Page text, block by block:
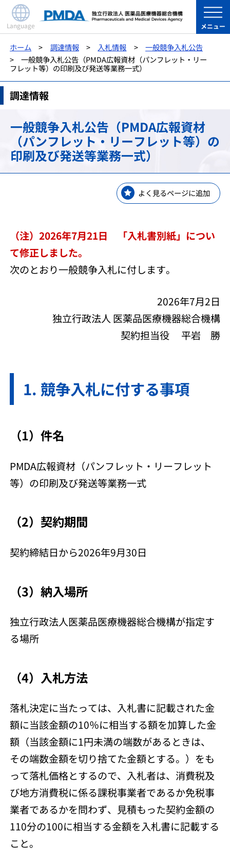
Language メニュー
ホーム 調達情報 入札情報
一般競争入札公告
一般競争入札公告（PMDA広報資材（パンフレット・リー
フレット等）の印刷及び発送等業務一式）
調達情報
一般競争入札公告（PMDA広報資材
（パンフレット・リーフレット等）の
印刷及び発送等業務一式）
よく見るページに追加
（注）2026年7月21日 「入札書別紙」につい
て修正しました。
次のとおり一般競争入札に付します。
2026年7月2日
独立行政法人 医薬品医療機器総合機構
契約担当役 平岩 勝
競争入札に付する事項
（1）件名
PMDA広報資材（パンフレット・リーフレット
等）の印刷及び発送等業務一式
（2）契約期間
契約締結日から2026年9月30日
（3）納入場所
独立行政法人医薬品医療機器総合機構が指定す
る場所
（4）入札方法
落札決定に当たっては、入札書に記載された金
額に当該金額の10％に相当する額を加算した金
額（当該金額に1円未満の端数があるときは、
その端数金額を切り捨てた金額とする。）をも
って落札価格とするので、入札者は、消費税及
び地方消費税に係る課税事業者であるか免税事
業者であるかを問わず、見積もった契約金額の
110分の100に相当する金額を入札書に記載する
こと。